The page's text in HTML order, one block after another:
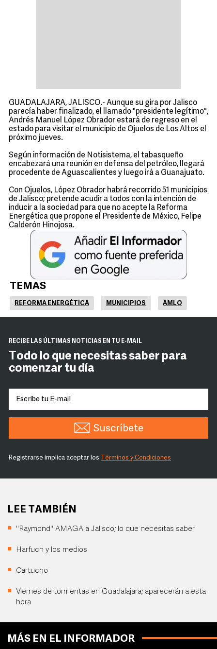
GUADALAJARA, JALISCO.- Aunque su gira por Jalisco
parecía haber finalizado, el llamado "presidente legítimo",
Andrés Manuel López Obrador estará de regreso en el
estado para visitar el municipio de Ojuelos de Los Altos el
próximo jueves.
Según información de Notisistema, el tabasqueño
encabezará una reunión en defensa del petróleo, llegará
procedente de Aguascalientes y luego irá a Guanajuato.
Con Ojuelos, López Obrador habrá recorrido 51 municipios
de Jalisco; pretende acudir a todos con la intención de
inducir a la sociedad para que no acepte la Reforma
Energética que propone el Presidente de México, Felipe
Calderón Hinojosa.
TEMAS
REFORMA ENERGÉTICA MUNICIPIOS AMLO
RECIBE LAS ÚLTIMAS NOTICIAS EN TU E-MAIL
Todo lo que necesitas saber para
comenzar tu día
Suscríbete
Registrarse implica aceptar los Términos y Condiciones
LEE TAMBIÉN
"Raymond" AMAGA a Jalisco; lo que necesitas saber
Harfuch y los medios
Cartucho
Viernes de tormentas en Guadalajara; aparecerán a esta
hora
MÁS EN EL INFORMADOR